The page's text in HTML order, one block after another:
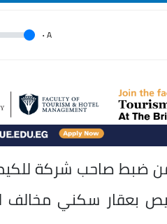
A
.
من ضبط صاحب شركة
بعقار سكني مخالف